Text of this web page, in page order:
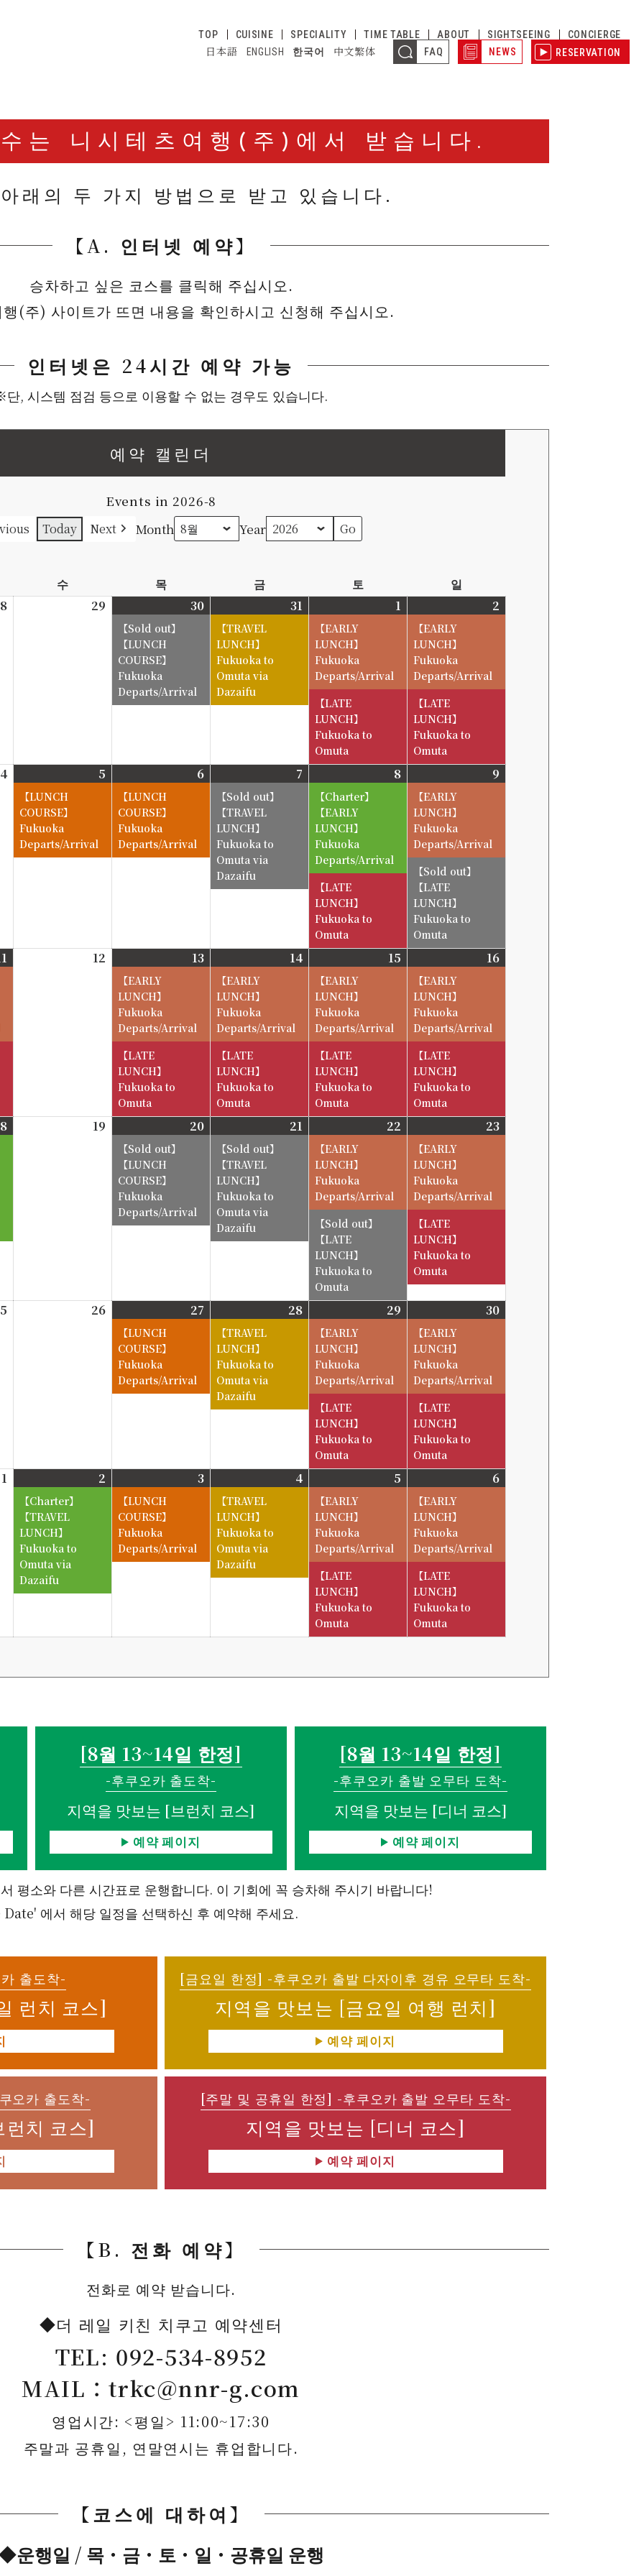
TOP CUISINE SPECIALITY TIME TABLE ABOUT SIGHTSEEING
CONCIERGE
ENGLISH
日本語 한국어 中文繁体 FAQ NEWS RESERVATION
는 니시테츠여행(주)에서 받습니다.
래의 두 가지 방법으로 받고 있습니다.
【A. 인터넷 예약】
승차하고 싶은 코스를 클릭해 주십시오.
(주) 사이트가 뜨면 내용을 확인하시고 신청해 주십시오.
인터넷은 24시간 예약 가능
, 시스템 점검 등으로 이용할 수 없는 경우도 있습니다.
예약 캘린더
Events in 2026-8
Today Next Month Year
수수
요
목목
요
일
금금
요
일
토토
요
일
일
요
일
29 30
30
【LUNCH
COURSE】
Fukuoka
Departs/Arrival
31
31
【TRAVEL
LUNCH】
Fukuoka to
Omuta via
Dazaifu
1
【EARLY
LUNCH】
Fukuoka
Departs/Arrival
【LATE
LUNCH】
Fukuoka to
Omuta
2
【EARLY
LUNCH】
Fukuoka
Departs/Arrival
【LATE
LUNCH】
Fukuoka to
Omuta
4 5
【LUNCH
COURSE】
Fukuoka
Departs/Arrival
6
【LUNCH
COURSE】
Fukuoka
Departs/Arrival
7
【TRAVEL
LUNCH】
Fukuoka to
Omuta via
Dazaifu
8
【EARLY
LUNCH】
Fukuoka
Departs/Arrival
【LATE
LUNCH】
Fukuoka to
Omuta
9
【EARLY
LUNCH】
Fukuoka
Departs/Arrival
【LATE
LUNCH】
Fukuoka to
Omuta
12
12
13
13
【EARLY
LUNCH】
Fukuoka
Departs/Arrival
【LATE
LUNCH】
Fukuoka to
Omuta
14
14
【EARLY
LUNCH】
Fukuoka
Departs/Arrival
【LATE
LUNCH】
Fukuoka to
Omuta
15
15
【EARLY
LUNCH】
Fukuoka
Departs/Arrival
【LATE
LUNCH】
Fukuoka to
Omuta
16
【EARLY
LUNCH】
Fukuoka
Departs/Arrival
【LATE
LUNCH】
Fukuoka to
Omuta
19 20
【LUNCH
COURSE】
Fukuoka
Departs/Arrival
21
21
【TRAVEL
LUNCH】
Fukuoka to
Omuta via
Dazaifu
22
22
【EARLY
LUNCH】
Fukuoka
Departs/Arrival
【LATE
LUNCH】
Fukuoka to
Omuta
23
【EARLY
LUNCH】
Fukuoka
Departs/Arrival
【LATE
LUNCH】
Fukuoka to
Omuta
26 27
27
【LUNCH
COURSE】
Fukuoka
Departs/Arrival
28
28
【TRAVEL
LUNCH】
Fukuoka to
Omuta via
Dazaifu
29
29
【EARLY
LUNCH】
Fukuoka
Departs/Arrival
【LATE
LUNCH】
Fukuoka to
Omuta
30
【EARLY
LUNCH】
Fukuoka
Departs/Arrival
【LATE
LUNCH】
Fukuoka to
Omuta
1 2
【TRAVEL
LUNCH】
Fukuoka to
Omuta via
Dazaifu
3
【LUNCH
COURSE】
Fukuoka
Departs/Arrival
4
【TRAVEL
LUNCH】
Fukuoka to
Omuta via
Dazaifu
5
【EARLY
LUNCH】
Fukuoka
Departs/Arrival
【LATE
LUNCH】
Fukuoka to
Omuta
6
【EARLY
LUNCH】
Fukuoka
Departs/Arrival
【LATE
LUNCH】
Fukuoka to
Omuta
[8월 13~14일 한정]
-후쿠오카 출도착-
지역을 맛보는 [브런치 코스]
예약 페이지
[8월 13~14일 한정]
-후쿠오카 출발 오무타 도착-
지역을 맛보는 [디너 코스]
예약 페이지
평소와 다른 시간표로 운행합니다. 이 기회에 꼭 승차해 주시기 바랍니다!
에서 해당 일정을 선택하신 후 예약해 주세요.
출도착-
런치 코스]
[금요일 한정] -후쿠오카 출발 다자이후 경유 오무타 도착-
지역을 맛보는 [금요일 여행 런치]
예약 페이지
오카 출도착-
치 코스]
[주말 및 공휴일 한정] -후쿠오카 출발 오무타 도착-
지역을 맛보는 [디너 코스]
예약 페이지
【B. 전화 예약】
전화로 예약 받습니다.
더 레일 키친 치쿠고 예약센터
TEL: 092-534-8952
MAIL：trkc@nnr-g.com
영업시간: <평일> 11:00~17:30
주말과 공휴일, 연말연시는 휴업합니다.
【코스에 대하여】
운행일 / 목・금・토・일・공휴일 운행